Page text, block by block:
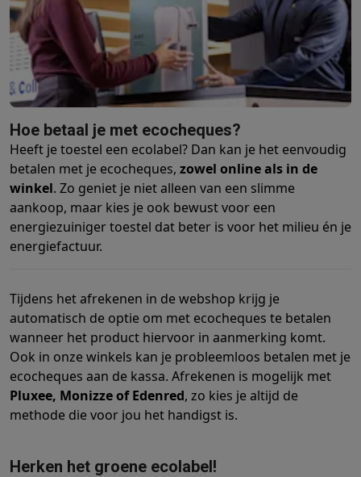
Barbecues
Elektrische barbecues Houtskoolbarbecues
Koude dranken Juicers BruiswatermachinesWaterfilterkannen
KookgereiPannenKookpottenKeukenweegschalen
DessertsWafelijzers Ijsmachines Pannenkoekenmakers
Smart garden
BinnentuinKruidenCompost machines
StofzuigenStofzuigers Robotstofzuigers
RobotsRobotstofzuigersDweilrobots Robotmaaiers
SchoonmakenVloerreinigersStoomreinigersTapijtreinigers
Stoomgenerators
NaaienNaaimachines
Accessoires
Verkoelen
Mobiele airco’s
Accessoires
Luchtbehandeling
Wassen & drogenWasmachinesDroogkastenWasmachine en
HuisdierenAutomatische voerbakAutomatische kattenbak
Beauty & gezondheid
HaarverzorgingHaardrogersStijltangenKrultangenFöhnborstels
Mondhygiëne Elektrische tandenborstels Opzetborstels
ScherenElektrische scheerapparatenBaardtrimmers
LichaamsontharingIPL ontharingEpilators
Massage VoetmassageMassagestoelen
Hoe betaal je met ecocheques?
Heeft je toestel een ecolabel? Dan kan je het eenvoudig
betalen met je ecocheques, zowel online als in de
winkel. Zo geniet je niet alleen van een slimme
aankoop, maar kies je ook bewust voor een
energiezuiniger toestel dat beter is voor het milieu én je
energiefactuur.
Tijdens het afrekenen in de webshop krijg je
automatisch de optie om met ecocheques te betalen
wanneer het product hiervoor in aanmerking komt.
Ook in onze winkels kan je probleemloos betalen met je
ecocheques aan de kassa. Afrekenen is mogelijk met
Pluxee, Monizze of Edenred, zo kies je altijd de
methode die voor jou het handigst is.
Herken het groene ecolabel!